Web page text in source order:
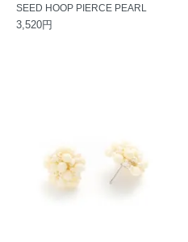
SEED HOOP PIERCE PEARL
3,520円